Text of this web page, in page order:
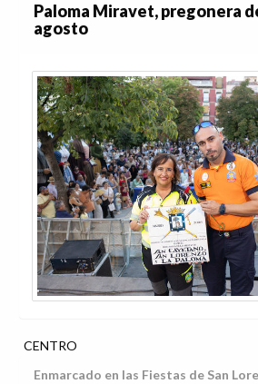
Paloma Miravet, pregonera
agosto
CENTRO
Enmarcado en las Fiestas de San